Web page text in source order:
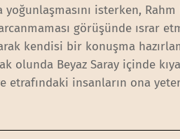
isterken,
görüşünde ısrar
kendisi bir konuşma
olunda Beyaz Saray içinde
etrafındaki insanların ona